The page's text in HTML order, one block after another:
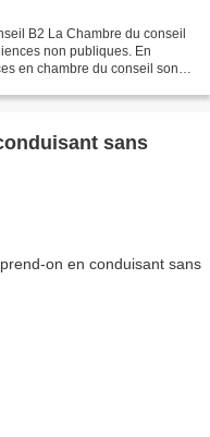
B2 La Chambre du conseil
non publiques. En
en chambre du conseil sont
sans